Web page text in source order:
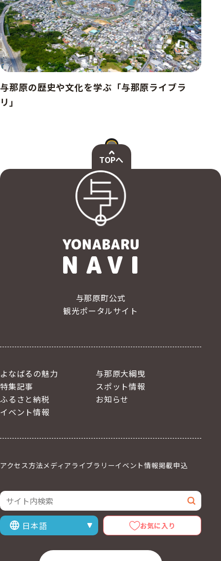
与那原の歴史や文化を学ぶ「与那原ライブラ
リ」
TOPへ
与那原町公式
観光ポータルサイト
よなばるの魅力
与那原大綱曳
特集記事
スポット情報
ふるさと納税
お知らせ
イベント情報
アクセス方法メディアライブラリーイベント情報掲載申込
サイト内検索
検索
表示言語を選択 お気に入り